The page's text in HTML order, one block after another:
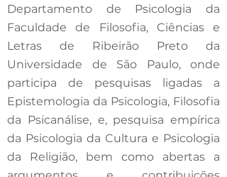
Departamento de Psicologia da
Faculdade de Filosofia, Ciências e
Letras de Ribeirão Preto da
Universidade de São Paulo, onde
participa de pesquisas ligadas a
Epistemologia da Psicologia, Filosofia
da Psicanálise, e, pesquisa empírica
da Psicologia da Cultura e Psicologia
da Religião, bem como abertas a